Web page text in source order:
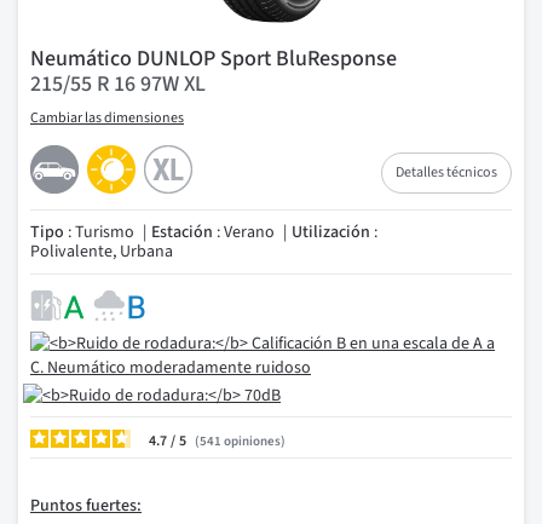
Neumático DUNLOP Sport BluResponse
215/55 R 16 97W XL
Cambiar las dimensiones
Detalles técnicos
Tipo : Turismo Estación : Verano Utilización :
Polivalente, Urbana
4.7/ 541 opiniones
Puntos fuertes: